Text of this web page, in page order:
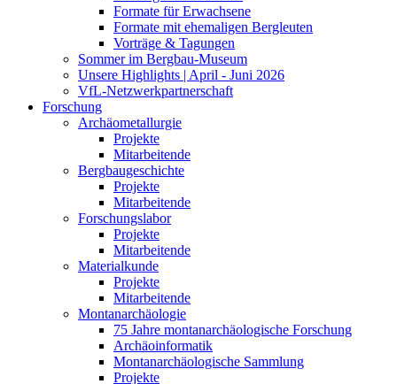
Formate für Erwachsene
Formate mit ehemaligen Bergleuten
Vorträge & Tagungen
Sommer im Bergbau-Museum
Unsere Highlights | April - Juni 2026
VfL-Netzwerkpartnerschaft
Forschung
Archäometallurgie
Projekte
Mitarbeitende
Bergbaugeschichte
Projekte
Mitarbeitende
Forschungslabor
Projekte
Mitarbeitende
Materialkunde
Projekte
Mitarbeitende
Montanarchäologie
75 Jahre montanarchäologische Forschung
Archäoinformatik
Montanarchäologische Sammlung
Projekte